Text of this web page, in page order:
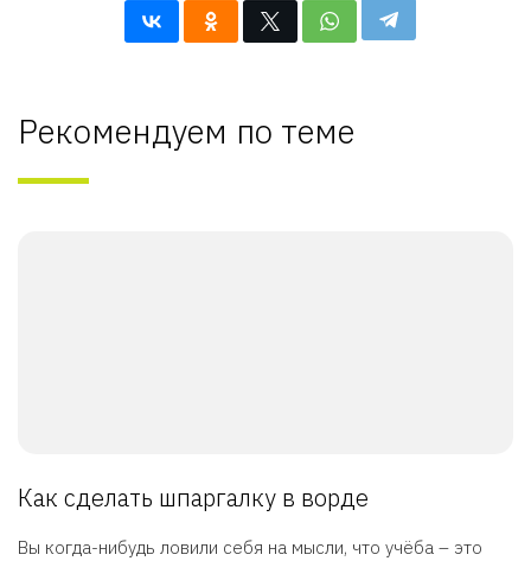
Рекомендуем по теме
Как сделать шпаргалку в ворде
Вы когда-нибудь ловили себя на мысли, что учёба – это